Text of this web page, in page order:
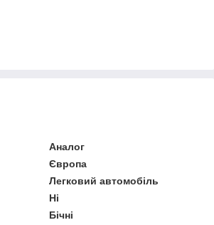
Аналог
Європа
Легковий автомобіль
Ні
Бічні